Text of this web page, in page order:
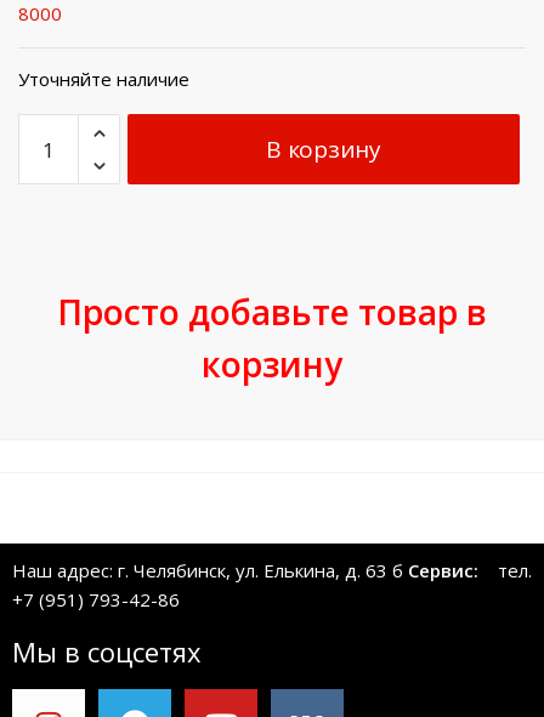
8000
Уточняйте наличие
В корзину
Просто добавьте товар в
корзину
Наш адрес: г. Челябинск, ул. Елькина, д. 63 б Сервис: тел.
+7 (951) 793-42-86
Мы в соцсетях